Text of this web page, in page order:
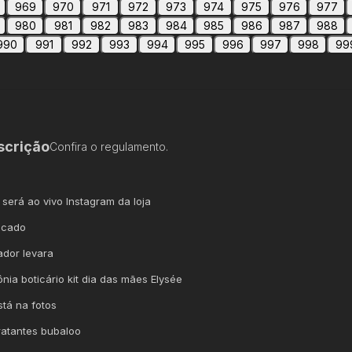
969
970 971 972 973 974 975 976 977
980
981 982 983 984 985 986 987 988
991 992 993 994 995 996 997 998
Confira o regulamento.
ao vivo Instagram da loja
levara
boticário kit dia das mães Elysée
na fotos
bubaloo